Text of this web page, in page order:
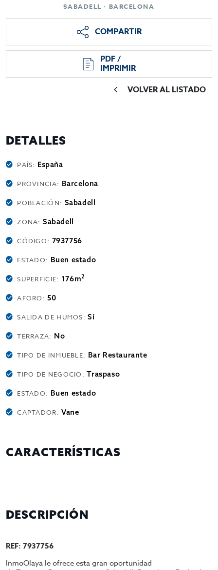
SABADELL · BARCELONA
COMPARTIR
PDF /
IMPRIMIR
VOLVER AL LISTADO
DETALLES
PAÍS: España
PROVINCIA: Barcelona
POBLACIÓN: Sabadell
ZONA:Sabadell
CÓDIGO: 7937756
ESTADO: Buen estado
SUPERFICIE: 176m2
AFORO:50
SALIDA DE HUMOS:Sí
TERRAZA: No
TIPO DE INMUEBLE: Bar Restaurante
TIPO DE NEGOCIO:Traspaso
ESTADO: Buen estado
CAPTADOR:Vane
CARACTERÍSTICAS
DESCRIPCIÓN
REF: 7937756
InmoOlaya le ofrece esta gran oportunidad